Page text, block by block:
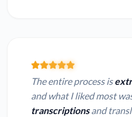
The entire process is
and what I liked most
transcriptionsand